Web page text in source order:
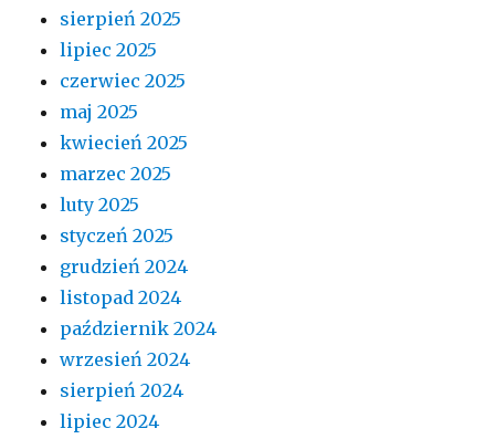
sierpień 2025
lipiec 2025
czerwiec 2025
maj 2025
kwiecień 2025
marzec 2025
luty 2025
styczeń 2025
grudzień 2024
listopad 2024
październik 2024
wrzesień 2024
sierpień 2024
lipiec 2024